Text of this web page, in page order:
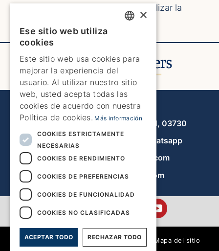
para utilizar la
Javea Home Finders
Avenida de la Libertad 19, local 11, 03730
Whatsapp
info@javeahomefinders.com
es.javeahomefinders.com
Mapa del sitio
SPANISH
GERMAN
FRENCH
×
Ese sitio web utiliza
cookies
Este sitio web usa cookies para
mejorar la experiencia del
usuario. Al utilizar nuestro sitio
web, usted acepta todas las
cookies de acuerdo con nuestra
Política de cookies. Más información
COOKIES ESTRICTAMENTE
NECESARIAS
COOKIES DE RENDIMIENTO
COOKIES DE PREFERENCIAS
COOKIES DE FUNCIONALIDAD
COOKIES NO CLASIFICADAS
ACEPTAR TODO RECHAZAR TODO